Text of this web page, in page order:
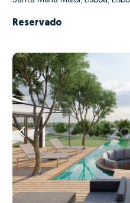
Reservado